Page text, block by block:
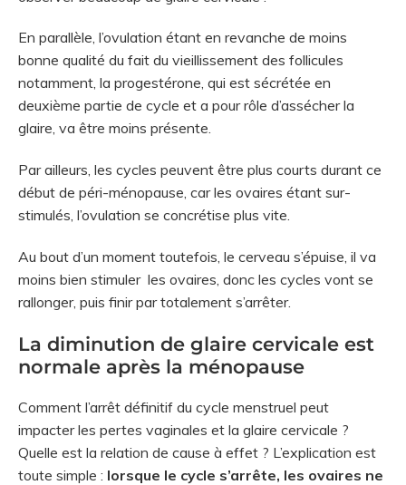
En parallèle, l’ovulation étant en revanche de moins
bonne qualité du fait du vieillissement des follicules
notamment, la progestérone, qui est sécrétée en
deuxième partie de cycle et a pour rôle d’assécher la
glaire, va être moins présente.
Par ailleurs, les cycles peuvent être plus courts durant ce
début de péri-ménopause, car les ovaires étant sur-
stimulés, l’ovulation se concrétise plus vite.
Au bout d’un moment toutefois, le cerveau s’épuise, il va
moins bien stimuler les ovaires, donc les cycles vont se
rallonger, puis finir par totalement s’arrêter.
La diminution de glaire cervicale est
normale après la ménopause
Comment l’arrêt définitif du cycle menstruel peut
impacter les pertes vaginales et la glaire cervicale ?
Quelle est la relation de cause à effet ? L’explication est
toute simple : lorsque le cycle s’arrête, les ovaires ne